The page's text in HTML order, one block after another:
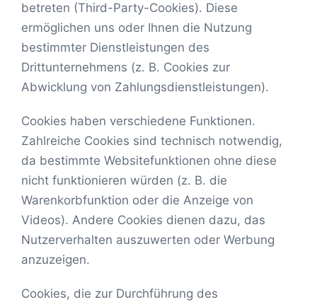
betreten (Third-Party-Cookies). Diese
ermöglichen uns oder Ihnen die Nutzung
bestimmter Dienstleistungen des
Drittunternehmens (z. B. Cookies zur
Abwicklung von Zahlungsdienstleistungen).
Cookies haben verschiedene Funktionen.
Zahlreiche Cookies sind technisch notwendig,
da bestimmte Websitefunktionen ohne diese
nicht funktionieren würden (z. B. die
Warenkorbfunktion oder die Anzeige von
Videos). Andere Cookies dienen dazu, das
Nutzerverhalten auszuwerten oder Werbung
anzuzeigen.
Cookies, die zur Durchführung des